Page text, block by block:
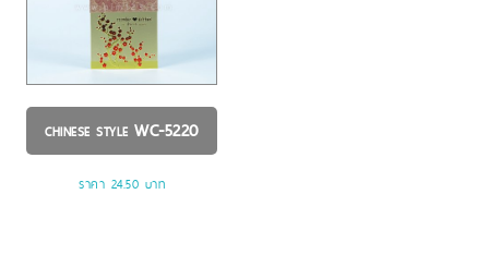
CHINESE STYLEWC-5220
ราคา 24.50 บาท